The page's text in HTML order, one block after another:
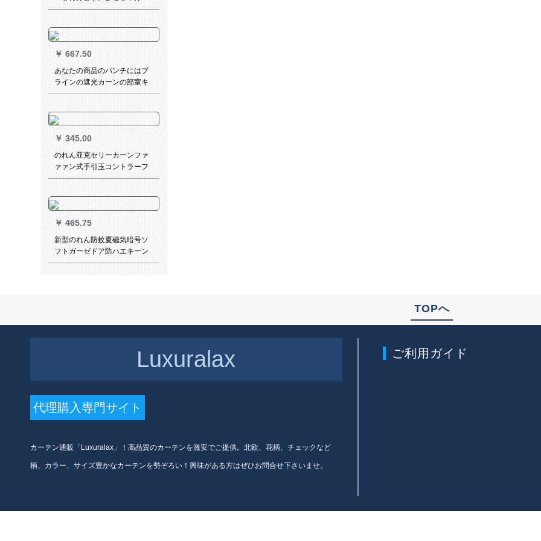
る。沖縄を縛ります。
￥ 667.50
あなたの商品のパンチにはブ
ラインの遮光カーンの部室キ
ーリングを装着しています。
防油カーンの遮光サンバザー
リフトカーン高光白の偏った
黄色GPL 024 Lは免除されま
す。
￥ 345.00
のれん亚克セリーカーンファ
ァァン式手引玉コントラーフ
ファァァァァァァァ·スナ·制Ӣ
サポ-ト四角钢头【38管2.4 m
￥ 465.75
新型のれん防蚊夏磁気暗号ソ
フトガーゼドア防ハエキーン
寝室風防塵ガーゼ窓は歓楽鳥
TOPへ
Luxuralax
代理購入専門サイト
カーテン通販「Luxuralax」！高品質のカーテンを激安でご提供。北欧、花柄、チェックなど
柄、カラー、サイズ豊かなカーテンを勢ぞろい！興味がある方はぜひお問合せ下さいませ。
ご利用ガイド